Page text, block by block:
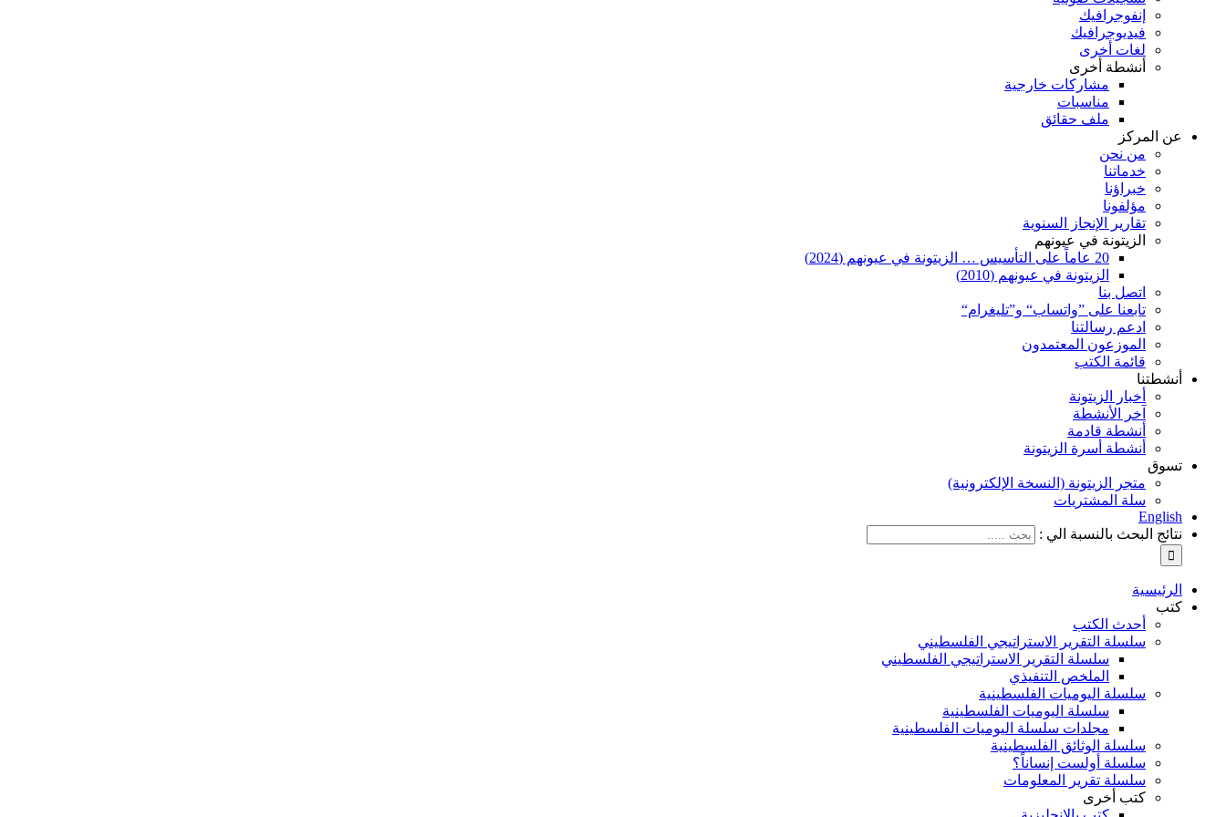
إنفوجرافيك
فيديوجرافيك
لغات أخرى
أنشطة أخرى
مشاركات خارجية
مناسبات
ملف حقائق
عن المركز
من نحن
خدماتنا
خبراؤنا
مؤلفونا
تقارير الإنجاز السنوية
الزيتونة في عيونهم
20 عاماً على التأسيس … الزيتونة في عيونهم (2024)
الزيتونة في عيونهم (2010)
اتصل بنا
تابعنا على ”واتساب“ و”تليغرام“
ادعم رسالتنا
الموزعون المعتمدون
قائمة الكتب
أنشطتنا
أخبار الزيتونة
آخر الأنشطة
أنشطة قادمة
أنشطة أسرة الزيتونة
تسوق
متجر الزيتونة (النسخة الإلكترونية)
سلة المشتريات
English
نتائج البحث بالنسبة الي :
الرئيسية
كتب
أحدث الكتب
سلسلة التقرير الاستراتيجي الفلسطيني
سلسلة التقرير الاستراتيجي الفلسطيني
الملخص التنفيذي
سلسلة اليوميات الفلسطينية
سلسلة اليوميات الفلسطينية
مجلدات سلسلة اليوميات الفلسطينية
سلسلة الوثائق الفلسطينية
سلسلة أولست إنساناً؟
سلسلة تقرير المعلومات
كتب أخرى